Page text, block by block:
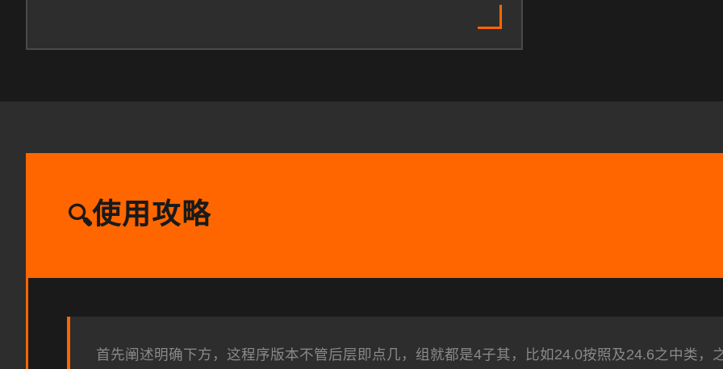
🔍使用攻略
首先阐述明确下方，这程序版本不管后层即点几，组就都是4子其，比如24.0按照及24.6之中类，